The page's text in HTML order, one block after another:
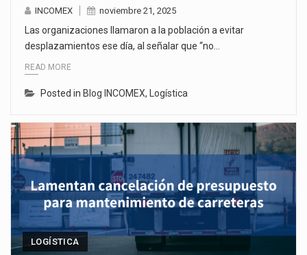
INCOMEX noviembre 21, 2025
Las organizaciones llamaron a la población a evitar
desplazamientos ese día, al señalar que “no…
READ MORE
Posted in Blog INCOMEX, Logística
LOGÍSTICA